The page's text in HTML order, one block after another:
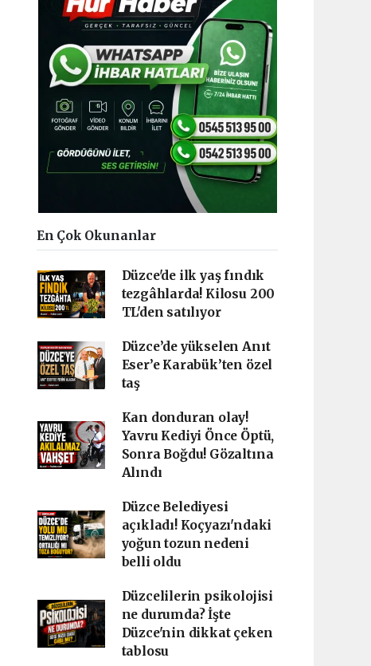
En Çok Okunanlar
Düzce'de ilk yaş fındık
tezgâhlarda! Kilosu 200
TL'den satılıyor
Düzce’de yükselen Anıt
Eser’e Karabük’ten özel
taş
Kan donduran olay!
Yavru Kediyi Önce Öptü,
Sonra Boğdu! Gözaltına
Alındı
Düzce Belediyesi
açıkladı! Koçyazı'ndaki
yoğun tozun nedeni
belli oldu
Düzcelilerin psikolojisi
ne durumda? İşte
Düzce'nin dikkat çeken
tablosu